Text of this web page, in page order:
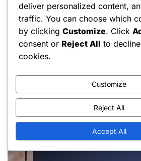
Fahad Al-Muwallad:
FEB 25, 2026
deliver personalized content,
traffic. You can choose which
by clicking Customize. Click
consent or Reject All to
cookies.
Customize
Reject All
Accept All